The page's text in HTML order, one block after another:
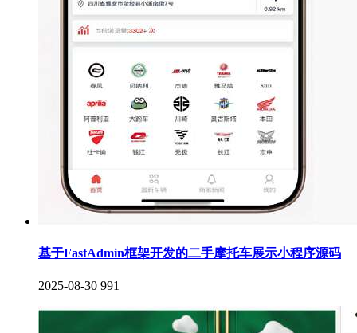
基于FastAdmin框架开发的二手摩托车展示小程序源码
2025-08-30 991